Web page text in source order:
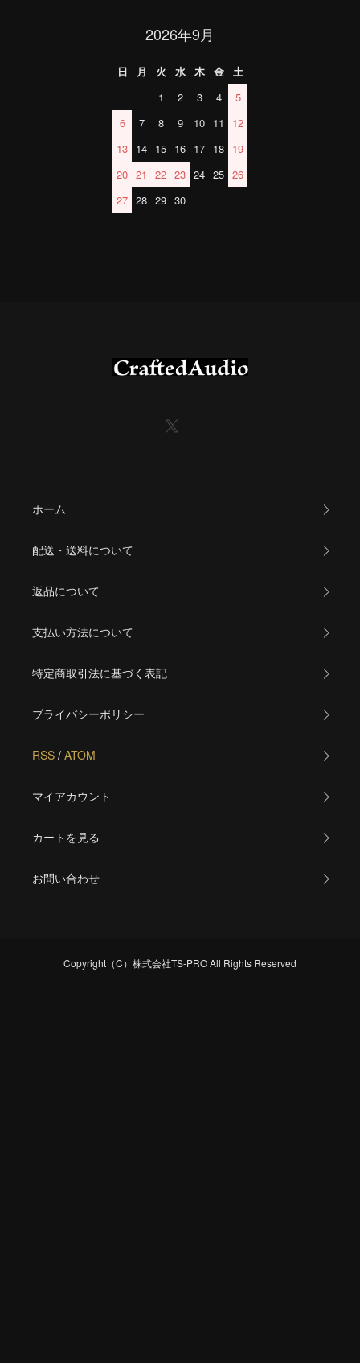
2026年9月
日 月 火 水 木 金
土
1
2 3 4
5
6
7 8 9 10 11
12
13 14 15 16 17 18 19
20 21 22 23 24 25 26
27 28 29 30
ホーム
配送・送料について
返品について
支払い方法について
特定商取引法に基づく表記
プライバシーポリシー
RSS / ATOM
マイアカウント
カートを見る
お問い合わせ
Copyright（C）株式会社TS-PRO All Rights Reserved